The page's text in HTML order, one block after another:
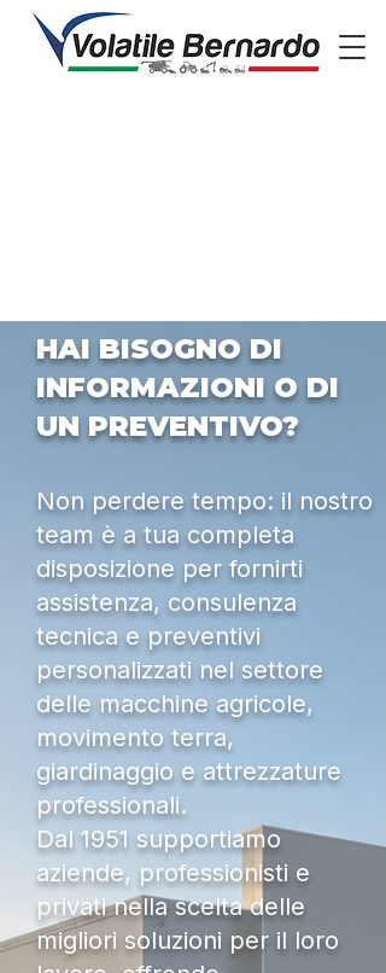
HAI BISOGNO DI
INFORMAZIONI O DI
UN PREVENTIVO?
Non perdere tempo: il nostro
team è a tua completa
disposizione per fornirti
assistenza, consulenza
tecnica e preventivi
personalizzati nel settore
delle macchine agricole,
movimento terra,
giardinaggio e attrezzature
professionali.
Dal 1951 supportiamo
aziende, professionisti e
privati nella scelta delle
migliori soluzioni per il loro